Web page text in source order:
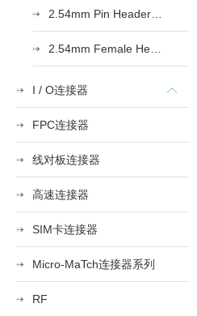
I / O连接器
FPC连接器
线对板连接器
高速连接器
SIM卡连接器
Micro-MaTch连接器系列
RF